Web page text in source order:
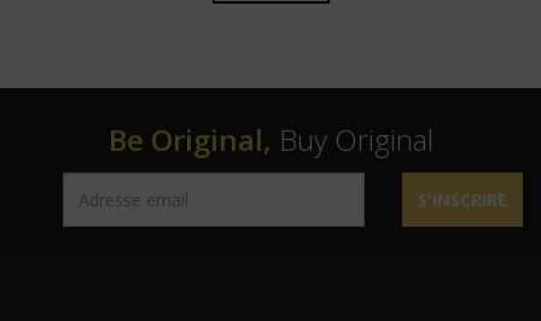
Be Original, Buy Original
S'INSCRIRE